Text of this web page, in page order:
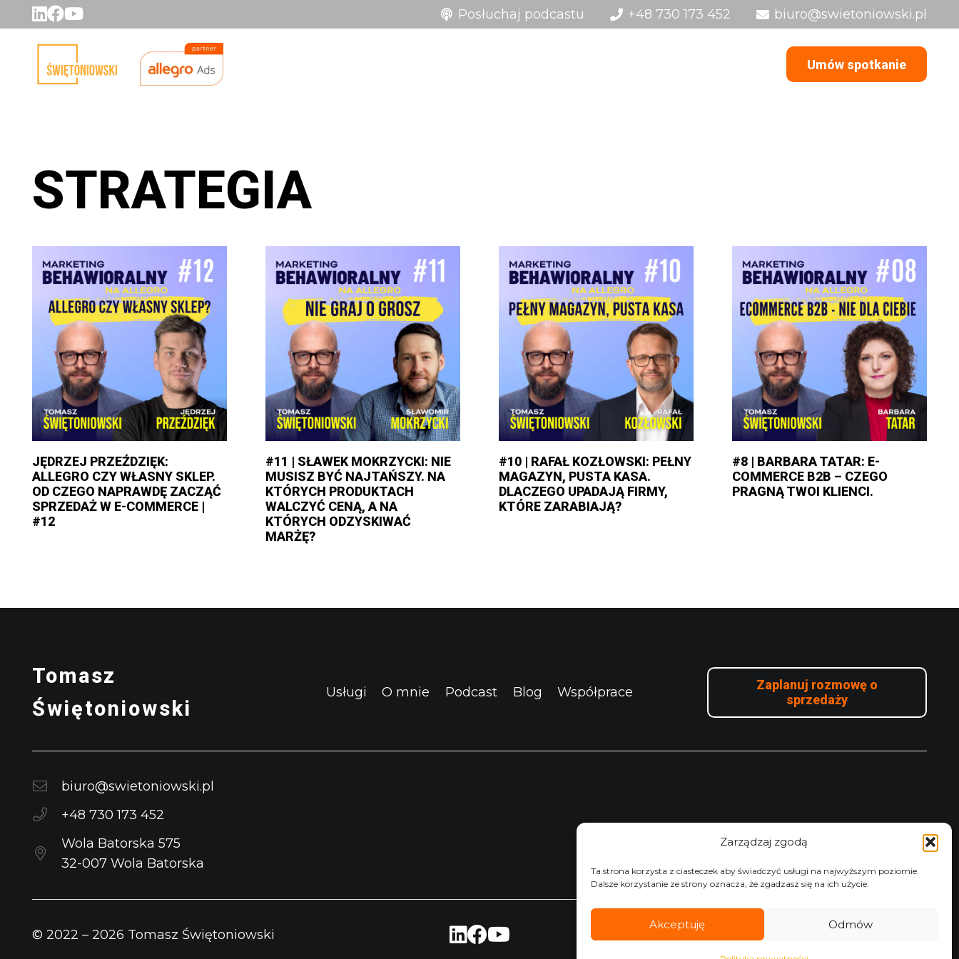
Zarządzaj zgodą
Ta strona korzysta z ciasteczek aby świadczyć usługi na najwyższym poziomie.
Dalsze korzystanie ze strony oznacza, że zgadzasz się na ich użycie.
Akceptuję Odmów
Posłuchaj podcastu +48 730 173 452 biuro@swietoniowski.pl
Umów spotkanie
STRATEGIA
JĘDRZEJ PRZEŹDZIĘK:
ALLEGRO CZY WŁASNY SKLEP.
OD CZEGO NAPRAWDĘ ZACZĄĆ
SPRZEDAŻ W E-COMMERCE |
#12
#11 | SŁAWEK MOKRZYCKI: NIE
MUSISZ BYĆ NAJTAŃSZY. NA
KTÓRYCH PRODUKTACH
WALCZYĆ CENĄ, A NA
KTÓRYCH ODZYSKIWAĆ
MARŻĘ?
#10 | RAFAŁ KOZŁOWSKI: PEŁNY
MAGAZYN, PUSTA KASA.
DLACZEGO UPADAJĄ FIRMY,
KTÓRE ZARABIAJĄ?
#8 | BARBARA TATAR: E-
COMMERCE B2B – CZEGO
PRAGNĄ TWOI KLIENCI.
Tomasz
Świętoniowski
Usługi O mnie Podcast Blog Współprace
Zaplanuj rozmowę o
sprzedaży
biuro@swietoniowski.pl
+48 730 173 452
Wola Batorska 575
32-007 Wola Batorska
© 2022 – 2026 Tomasz Świętoniowski